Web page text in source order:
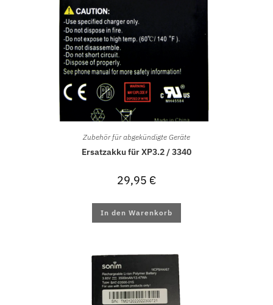
Zubehör für abgekündigte Geräte
Ersatzakku für XP3.2 / 3340
29,95 €
In den Warenkorb